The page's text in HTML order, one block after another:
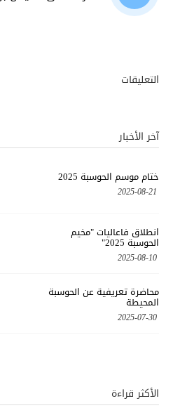
التعليقات
آخر الأخبار
ختام موسم الحوسبة 2025
2025-08-21
انطلاق فاعاليات "مخيم
الحوسبة 2025"
2025-08-10
محاضرة تعريفية عن الحوسبة
المحيطة
2025-07-30
الأكثر قراءة